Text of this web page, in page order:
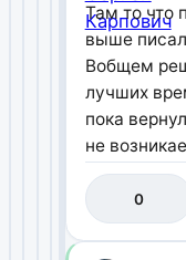
Там то что
выше
Вобщем
лучших
пока
не
0